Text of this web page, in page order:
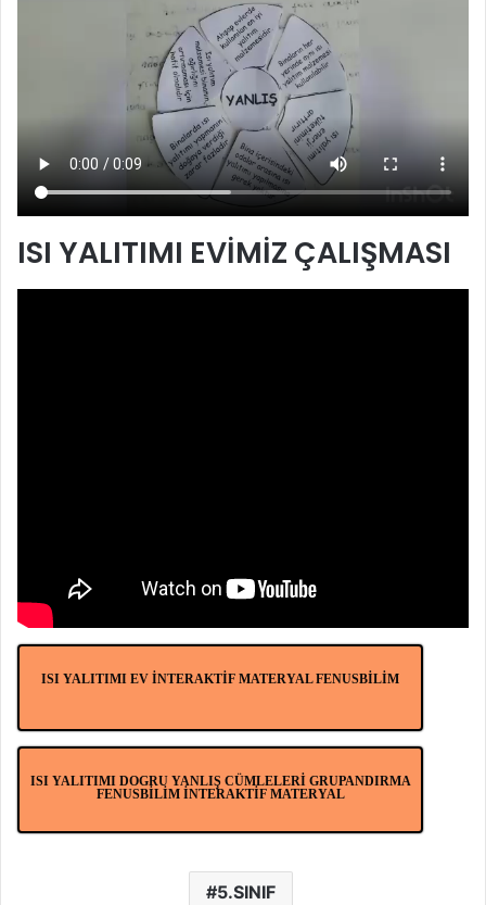
ISI YALITIMI EVİMİZ ÇALIŞMASI
ISI YALITIMI EV İNTERAKTİF MATERYAL FENUSBİLİM
ISI YALITIMI DOGRU YANLIŞ CÜMLELERİ GRUPANDIRMA
FENUSBİLİM İNTERAKTİF MATERYAL
5.SINIF